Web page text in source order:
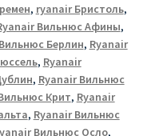
, ryanair Бристоль,
Вильнюс Афины,
Берлин, Ryanair
, Ryanair
, Ryanair Вильнюс
Крит, Ryanair
, Ryanair Вильнюс
Вильнюс Осло,